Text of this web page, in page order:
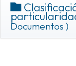
Documentos )